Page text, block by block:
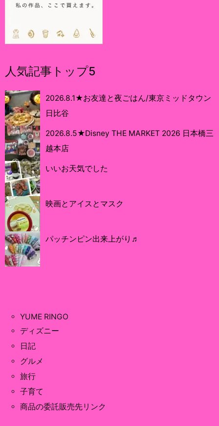
人気記事トップ5
2026.8.1★お友達と夜ごはん/東京ミッドタウン
日比谷
2026.8.5★Disney THE MARKET 2026 日本橋三
越本店
いいお天気でした
映画とアイスとマスク
パッチンピン出来上がり♬
YUME RINGO
ディズニー
日記
グルメ
旅行
子育て
商品の委託販売先リンク